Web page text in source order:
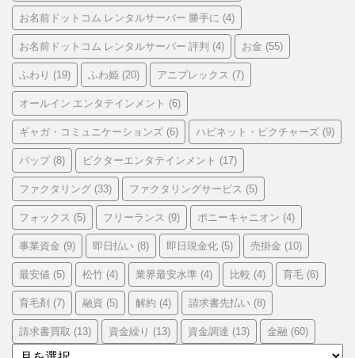
お名前ドットコム レンタルサーバー 勝手に (4)
お名前ドットコム レンタルサーバー 評判 (4) お金 (55)
ふわり (19) ふわ姫 (20) アニプレックス (7)
オールイン エンタテインメント (6)
ギャガ・コミュニケーションズ (6) ハピネット・ピクチャーズ (9)
バップ(8) ビクターエンタテインメント (17)
ファクタリング (33) ファクタリングサービス (5)
フォックス (5) フリーランス (9) ポニーキャニオン (4)
事業資金 (9) 即日払い (8) 即日現金化 (5) 売掛金 (10)
最安値 (5) 松竹 (4) 業界最安水準 (4) 比較 (4) 育毛 (6)
育毛剤 (7) 融資 (5) 解約 (4) 請求書先払い (8)
請求書買取 (13) 資金繰り (13) 資金調達 (13) 金融 (60)
ア